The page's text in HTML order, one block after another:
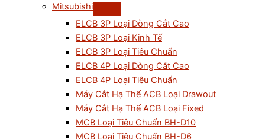
Mitsubishi
ELCB 3P Loại Dòng Cắt Cao
ELCB 3P Loại Kinh Tế
ELCB 3P Loại Tiêu Chuẩn
ELCB 4P Loại Dòng Cắt Cao
ELCB 4P Loại Tiêu Chuẩn
Máy Cắt Hạ Thế ACB Loại Drawout
Máy Cắt Hạ Thế ACB Loại Fixed
MCB Loại Tiêu Chuẩn BH-D10
MCB Loại Tiêu Chuẩn BH-D6